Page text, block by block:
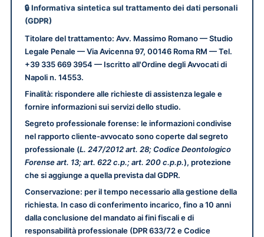
🔒 Informativa sintetica sul trattamento dei dati personali
(GDPR)
Titolare del trattamento: Avv. Massimo Romano — Studio
Legale Penale — Via Avicenna 97, 00146 Roma RM — Tel.
+39 335 669 3954 — Iscritto all'Ordine degli Avvocati di
Napoli n. 14553.
Finalità: rispondere alle richieste di assistenza legale e
fornire informazioni sui servizi dello studio.
Segreto professionale forense: le informazioni condivise
nel rapporto cliente-avvocato sono coperte dal segreto
professionale (L. 247/2012 art. 28; Codice Deontologico
Forense art. 13; art. 622 c.p.; art. 200 c.p.p.), protezione
che si aggiunge a quella prevista dal GDPR.
Conservazione: per il tempo necessario alla gestione della
richiesta. In caso di conferimento incarico, fino a 10 anni
dalla conclusione del mandato ai fini fiscali e di
responsabilità professionale (DPR 633/72 e Codice